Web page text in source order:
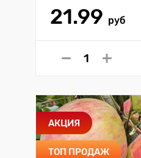
21.99 руб
АКЦИЯ
ТОП ПРОДАЖ